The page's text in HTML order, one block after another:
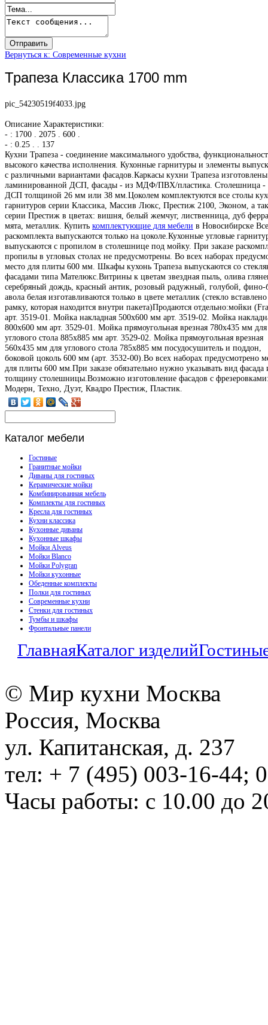
Вернуться к: Современные кухни
Трапеза Классика 1700 mm
pic_54230519f4033.jpg
Описание Характеристики:
- : 1700 . 2075 . 600 .
- : 0.25 . . 137
Кухни Трапеза - соединение максимального удобства,
высокого качества исполнения. Кухонные гарнитуры и элементы
с различными вариантами фасадов.Каркасы кухни Трапеза
ламинированной ДСП, фасады - из МДФ/ПВХ/пластика. Столешница -
ДСП толщиной 26 мм или 38 мм.Цоколем комплектуются все столы
гарнитуров серии Классика, Массив Люкс, Престиж 2100, Эконом, а
серии Престиж в цветах: вишня, белый жемчуг, лиственница, дуб
мята, металлик. Купить комплектующие для мебели в Новосибирске
раскомплекта выпускаются только на цоколе.Кухонные угловые
выпускаются с пропилом в столешнице под мойку. При заказе
пропилы в угловых столах не предусмотрены. Во всех наборах
место для плиты 600 мм. Шкафы кухонь Трапеза выпускаются со
фасадами типа Мателюкс.Витрины к цветам звездная пыль, олива
серебряный дождь, красный антик, розовый радужный, голубой, фино-
авола белая изготавливаются только в цвете металлик (стекло
рамку, которая находится внутри пакета)Продаются отдельно:мойки
арт. 3519-01. Мойка накладная 500х600 мм арт. 3519-02. Мойка
800х600 мм арт. 3529-01. Мойка прямоугольная врезная 780х435 мм для
углового стола 885х885 мм арт. 3529-02. Мойка прямоугольная врезная
560х435 мм для углового стола 785х885 мм посудосушитель и поддон,
боковой цоколь 600 мм (арт. 3532-00).Во всех наборах предусмотрено
для плиты 600 мм.При заказе обязательно нужно указывать вид фасада
толщину столешницы.Возможно изготовление фасадов с
Модерн, Техно, Дуэт, Квадро Престиж, Пластик.
Каталог мебели
Гостиные
Гранитные мойки
Диваны для гостиных
Керамические мойки
Комбинированная мебель
Комплекты для гостиных
Кресла для гостиных
Кухни классика
Кухонные диваны
Кухонные шкафы
Мойки Alveus
Мойки Blanco
Мойки Polygran
Мойки кухонные
Обеденные комплекты
Полки для гостиных
Современные кухни
Стенки для гостиных
Тумбы и шкафы
Фронтальные панели
ГлавнаяКаталог изделий
© Мир кухни Москва
Россия, Москва
ул. Капитанская, д. 237
тел: + 7 (495) 003-16-44;
Часы работы: с 10.00 до